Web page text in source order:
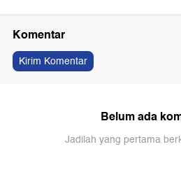
Komentar
Kirim Komentar
Belum ada
Jadilah yang pertama